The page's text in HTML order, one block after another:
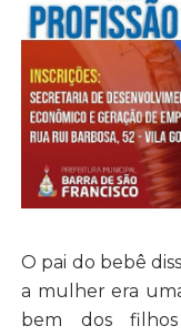
O pai do bebê
a mulher era
bem dos